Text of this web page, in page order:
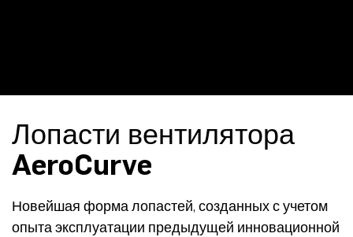
Лопасти вентилятора
AeroCurve
Новейшая форма лопастей, созданных с учетом
опыта эксплуатации предыдущей инновационной